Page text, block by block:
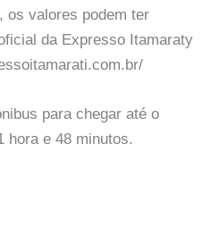
os valores podem ter
da Expresso Itamaraty
para chegar até o
hora e 48 minutos.